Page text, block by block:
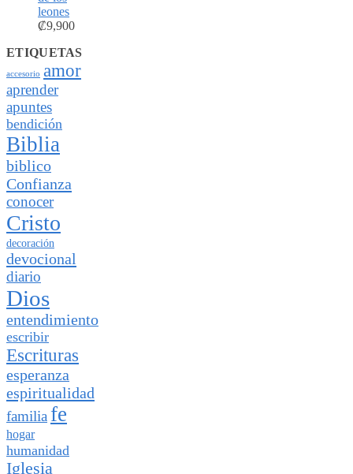
leones
₡9,900
ETIQUETAS
accesorio amor
aprender
apuntes
bendición
Biblia
biblico
Confianza
conocer
Cristo
decoración
devocional
diario
Dios
entendimiento
escribir
Escrituras
esperanza
espiritualidad
familia fe
hogar
humanidad
Iglesia